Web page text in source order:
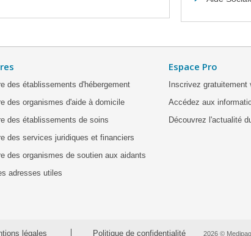
des établissements d'hébergement
des organismes d'aide à domicile
des établissements de soins
des services juridiques et financiers
des organismes de soutien aux aidants
adresses utiles
Espace Pro
Inscrivez gratuitement
Accédez aux
Découvrez l'actualité
légales Politique de confidentialité 2026 ©